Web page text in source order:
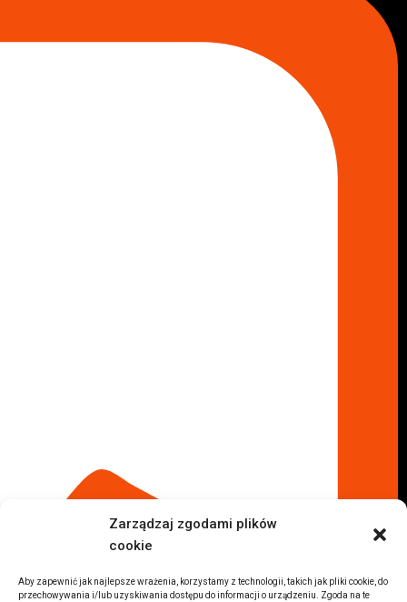
Zarządzaj zgodami plików
cookie
Aby zapewnić jak najlepsze wrażenia, korzystamy z technologii, takich jak pliki cookie, do
przechowywania i/lub uzyskiwania dostępu do informacji o urządzeniu. Zgoda na te
Auto złom Pabianice
Komis samochodowy Lublin
Komis samochodowy Sochaczew
Inne Lokalizacje
Auta z USA Rzeszów